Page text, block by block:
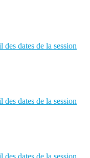
des dates de la session
des dates de la session
des dates de la session